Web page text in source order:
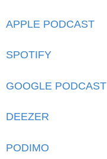
APPLE PODCAST
SPOTIFY
GOOGLE PODCAST
DEEZER
PODIMO